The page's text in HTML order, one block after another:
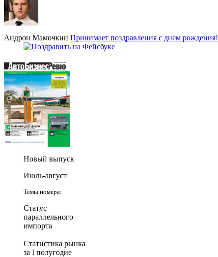
Андрон Мамочкин Принимает поздравления с днем рождения!
Новый выпуск
Июль-август
Темы номера:
Статус
параллельного
импорта
Статистика рынка
за I полугодие